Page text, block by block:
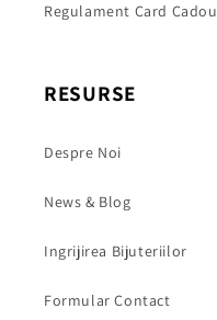
Regulament Card Cadou
RESURSE
Despre Noi
News & Blog
Ingrijirea Bijuteriilor
Formular Contact